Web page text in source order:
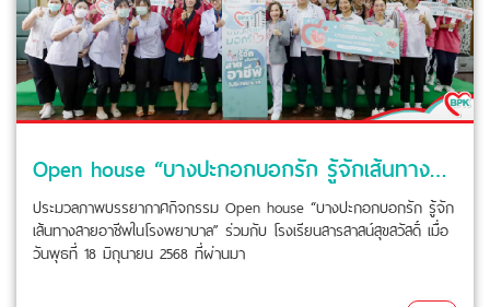
Open house “บางปะกอกบอกรัก รู้จักเส้นทางสายอาชีพในโรงพยาบาล” ร่วมกับ โรงเรียนสารสาสน์สุขสวัสดิ์
ประมวลภาพบรรยากาศกิจกรรม Open house “บางปะกอกบอกรัก รู้จัก
เส้นทางสายอาชีพในโรงพยาบาล” ร่วมกับ โรงเรียนสารสาสน์สุขสวัสดิ์ เมื่อ
วันพุธที่ 18 มิถุนายน 2568 ที่ผ่านมา